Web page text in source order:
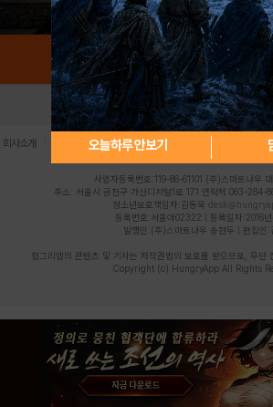
오늘하루 안보기
로그인 PC버전 전체앱
회사소개 | 개인정보 처리방침
사업자등록번호:119-86-61101 (주)스마트나우
주소: 서울시 금천구 가산디지털1로 171 연락처:063-
청소년보호책임자:김동욱
등록번호:서울아02322 | 등록일자:2016
발행인:(주)스마트나우 송현두 | 편집인:
헝그리앱의 콘텐츠 및 기사는 저작권법의 보호를 받으므로, 무단
Copyright (c) HungryApp All Rights